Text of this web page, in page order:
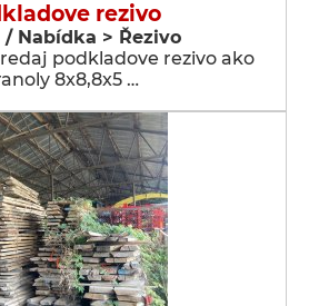
rezivo
/ Nabídka > Řezivo
podkladove rezivo ako
8x8,8x5 …